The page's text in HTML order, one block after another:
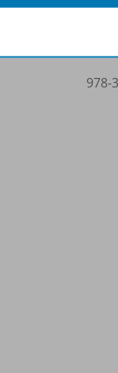
978-